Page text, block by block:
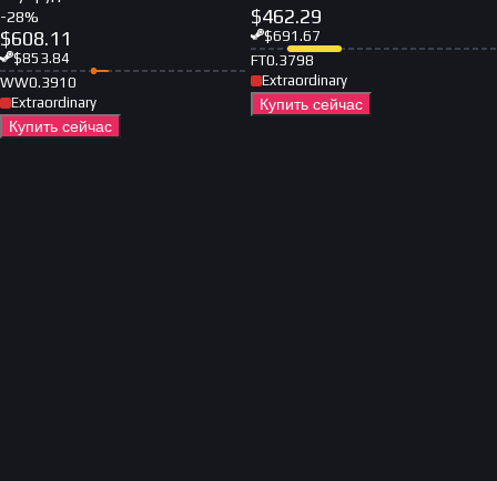
-28%
$608.11
$853.84
WW0.3910
Extraordinary
Купить сейчас
$462.29
$691.67
FT0.3798
Extraordinary
Купить сейчас